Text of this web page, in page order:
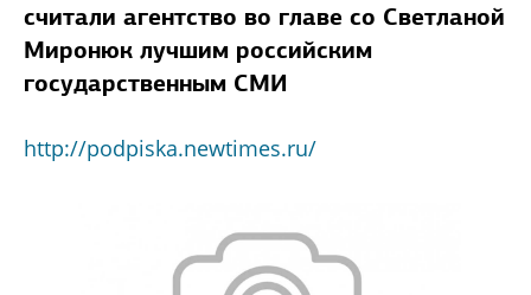
считали агентство во главе со Светланой
Миронюк лучшим российским
государственным СМИ
http://podpiska.newtimes.ru/